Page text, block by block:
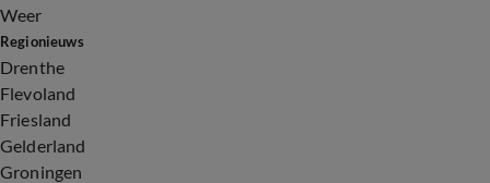
Weer
Regionieuws
Drenthe
Flevoland
Friesland
Gelderland
Groningen